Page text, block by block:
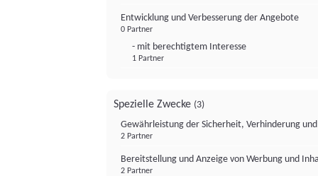
Entwicklung und Verbesserung der Angebote
0 Partner
- mit berechtigtem Interesse
1 Partner
Spezielle Zwecke (3)
Gewährleistung der Sicherheit, Verhinderung
2 Partner
Bereitstellung und Anzeige von Werbung und
2 Partner